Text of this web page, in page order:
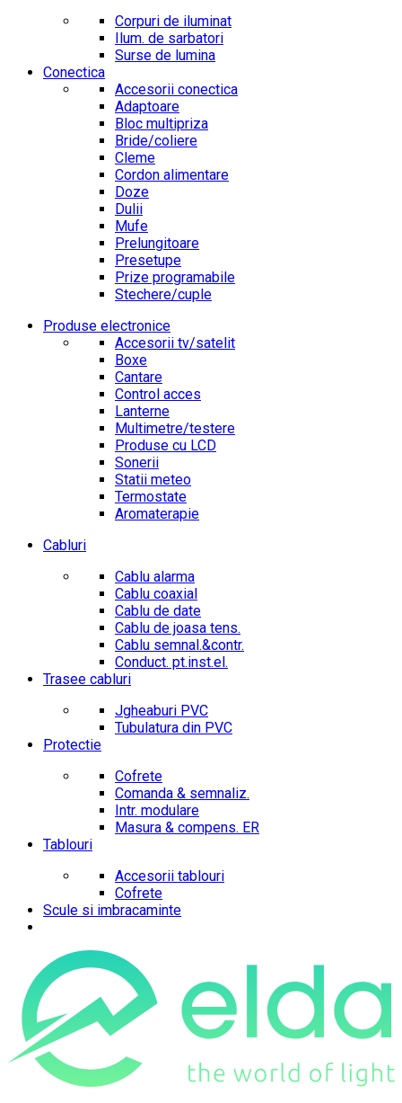
Corpuri de iluminat
Ilum. de sarbatori
Surse de lumina
Conectica
Accesorii conectica
Adaptoare
Bloc multipriza
Bride/coliere
Cleme
Cordon alimentare
Doze
Dulii
Mufe
Prelungitoare
Presetupe
Prize programabile
Stechere/cuple
Produse electronice
Accesorii tv/satelit
Boxe
Cantare
Control acces
Lanterne
Multimetre/testere
Produse cu LCD
Sonerii
Statii meteo
Termostate
Aromaterapie
Cabluri
Cablu alarma
Cablu coaxial
Cablu de date
Cablu de joasa tens.
Cablu semnal.&contr.
Conduct. pt.inst.el.
Trasee cabluri
Jgheaburi PVC
Tubulatura din PVC
Protectie
Cofrete
Comanda & semnaliz.
Intr. modulare
Masura & compens. ER
Tablouri
Accesorii tablouri
Cofrete
Scule si imbracaminte